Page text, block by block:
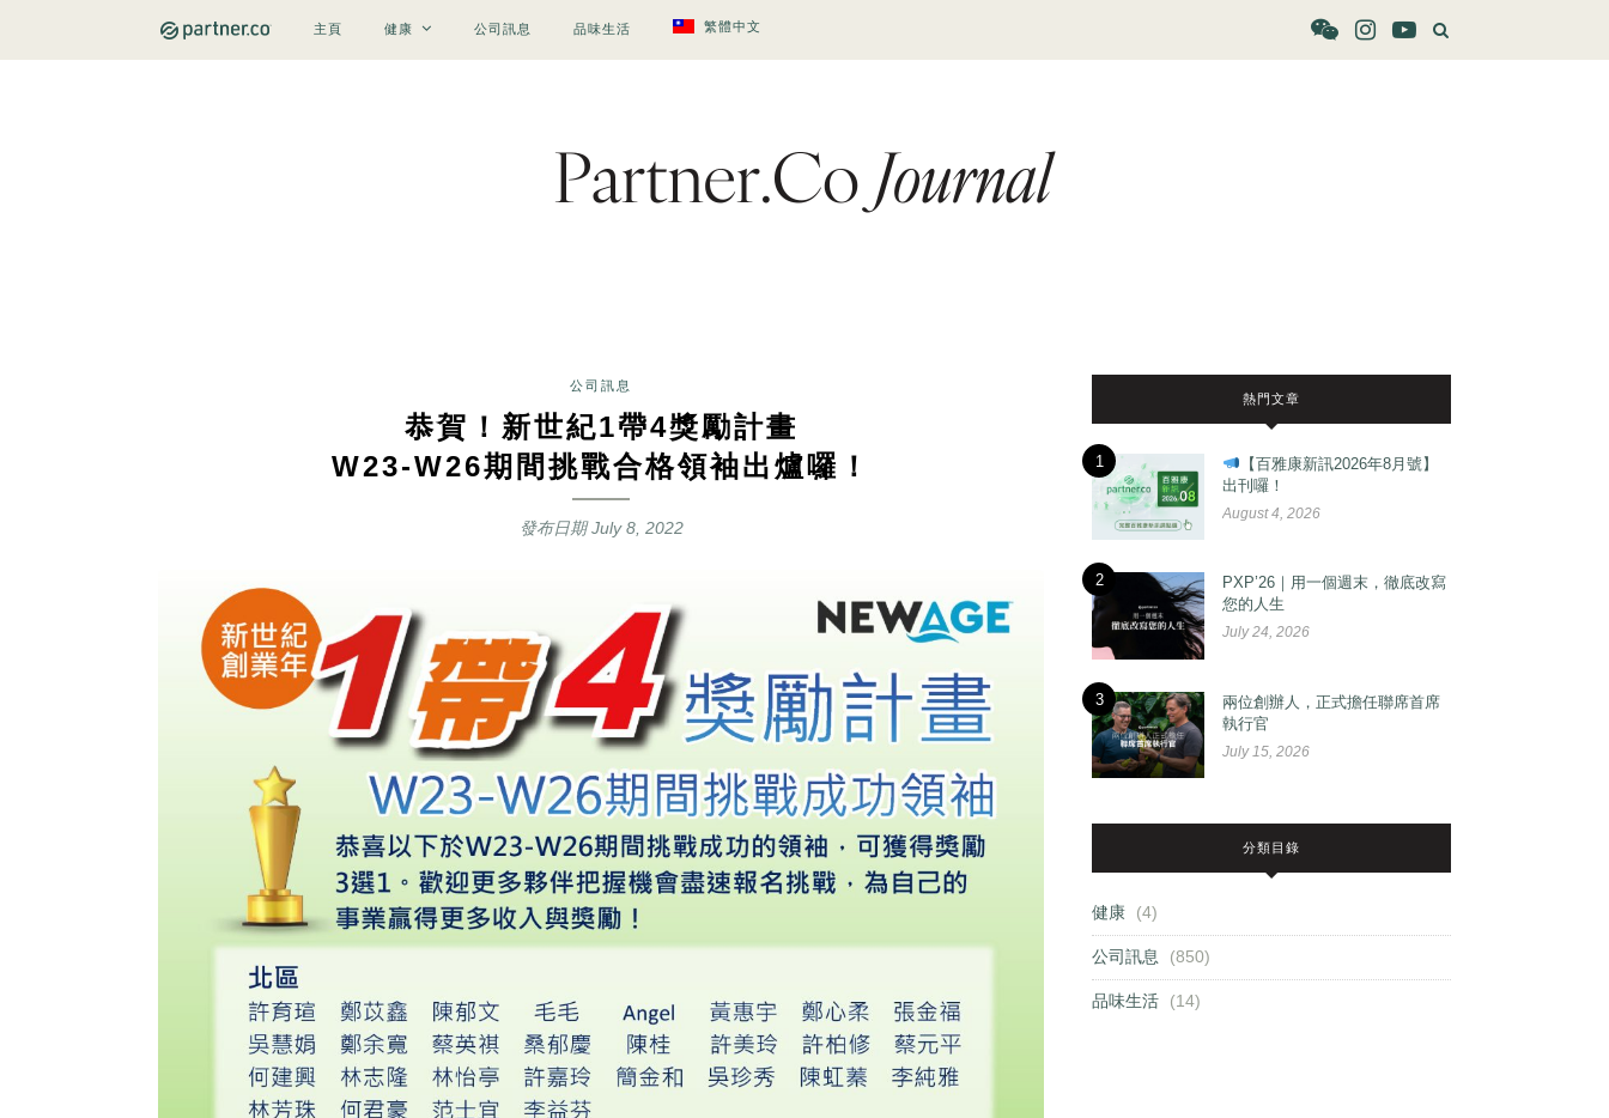
主頁 健康 公司訊息 品味生活 繁體中文
公司訊息
恭賀！新世紀1帶4獎勵計畫
W23-W26期間挑戰合格領袖出爐囉！
發布日期July 8, 2022
熱門文章
1
【百雅康新訊2026年8月號】
出刊囉！
August 4, 2026
2
PXP’26｜用一個週末，徹底改寫
您的人生
July 24, 2026
3
兩位創辦人，正式擔任聯席首席
執行官
July 15, 2026
分類目錄
健康 (4)
公司訊息 (850)
品味生活 (14)